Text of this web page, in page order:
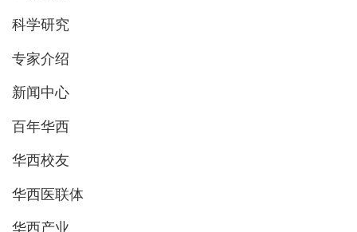
科学研究
专家介绍
新闻中心
百年华西
华西校友
华西医联体
华西产业